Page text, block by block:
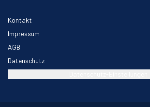
Kontakt
Impressum
AGB
Datenschutz